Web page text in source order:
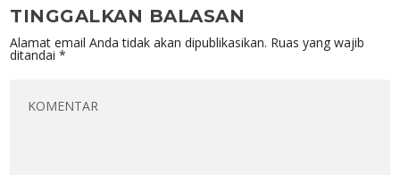
TINGGALKAN BALASAN
Alamat email Anda tidak akan dipublikasikan. Ruas yang wajib
ditandai*